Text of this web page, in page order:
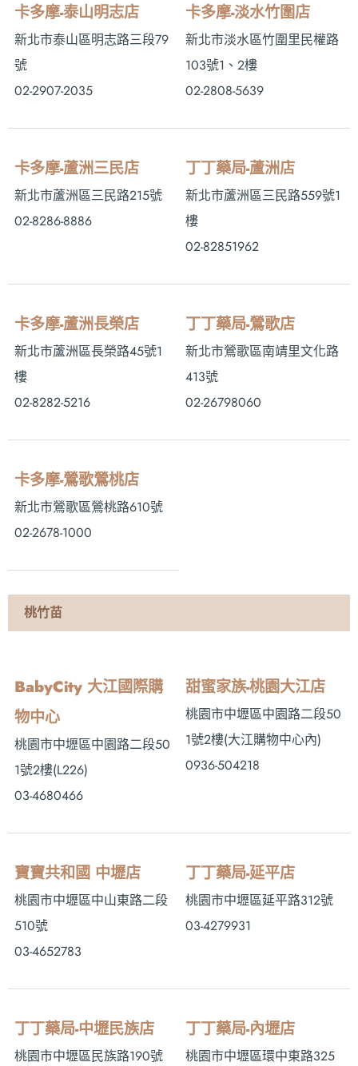
卡多摩-泰山明志店
新北市泰山區明志路三段79
號
02-2907-2035
卡多摩-淡水竹圍店
新北市淡水區竹圍里民權路
103號1、2樓
02-2808-5639
卡多摩-蘆洲三民店
新北市蘆洲區三民路215號
02-8286-8886
丁丁藥局-蘆洲店
新北市蘆洲區三民路559號1
樓
02-82851962
卡多摩-蘆洲長榮店
新北市蘆洲區長榮路45號1
樓
02-8282-5216
丁丁藥局-鶯歌店
新北市鶯歌區南靖里文化路
413號
02-26798060
卡多摩-鶯歌鶯桃店
新北市鶯歌區鶯桃路610號
02-2678-1000
桃竹苗
BabyCity 大江國際購
物中心
桃園市中壢區中園路二段50
1號2樓(L226)
03-4680466
甜蜜家族-桃園大江店
桃園市中壢區中園路二段50
1號2樓 (大江購物中心內)
0936-504218
寶寶共和國 中壢店
桃園市中壢區中山東路二段
510號
03-4652783
丁丁藥局-延平店
桃園市中壢區延平路312號
03-4279931
丁丁藥局-中壢民族店
桃園市中壢區民族路190號
丁丁藥局-內壢店
桃園市中壢區環中東路325